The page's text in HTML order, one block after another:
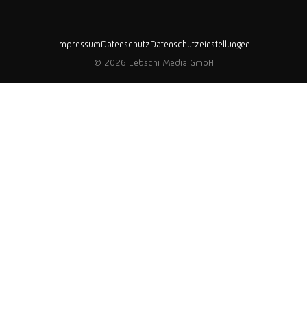
ImpressumDatenschutzDatenschutzeinstellungen
© 2026 Lebschi Media GmbH